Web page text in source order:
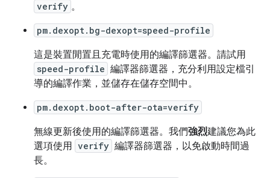
verify 。
pm.dexopt.bg-dexopt=speed-profile
這是裝置閒置且充電時使用的編譯篩選器。請試用
speed-profile 編譯器篩選器，充分利用設定檔引
導的編譯作業，並儲存在儲存空間中。
pm.dexopt.boot-after-ota=verify
無線更新後使用的編譯篩選器。我們強烈建議您為此
選項使用 verify 編譯器篩選器，以免啟動時間過
長。